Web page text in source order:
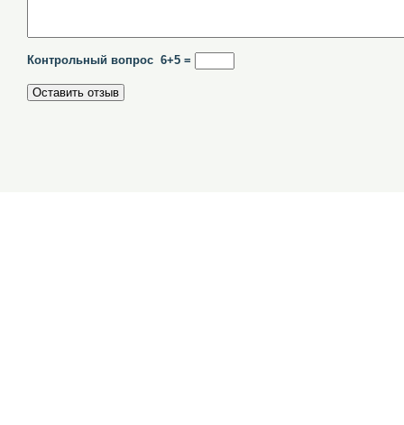
Контрольный вопрос 6+5 =